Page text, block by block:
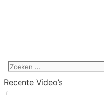
Zoek
naar:
Recente Video’s